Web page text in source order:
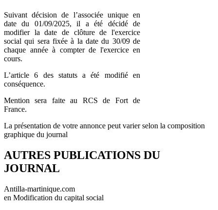
Suivant décision de l’associée unique en
date du 01/09/2025, il a été décidé de
modifier la date de clôture de l'exercice
social qui sera fixée à la date du 30/09 de
chaque année à compter de l'exercice en
cours.
L’article 6 des statuts a été modifié en
conséquence.
Mention sera faite au RCS de Fort de
France.
La présentation de votre annonce peut varier selon la composition
graphique du journal
AUTRES PUBLICATIONS DU
JOURNAL
Antilla-martinique.com
en Modification du capital social